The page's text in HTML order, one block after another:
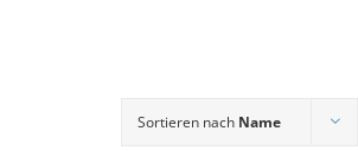
Sortieren nach Name